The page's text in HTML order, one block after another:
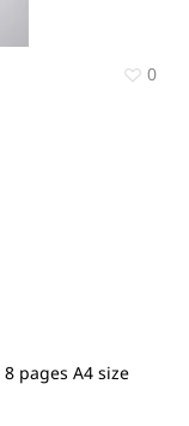
0
pages A4 size